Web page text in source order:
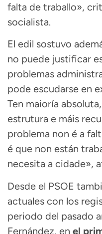
falta de traballo»,
socialista.
El edil sostuvo
no puede justificar
problemas
pode escudarse en
Ten maioría
estrutura e máis
problema non é a
é que non están
necesita a cidade»,
Desde el PSOE
actuales con los
periodo del pasado
Fernández, en el